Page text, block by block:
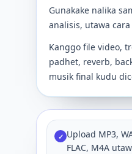
Gunakake nalika
analisis, utawa
Kanggo file video,
padhet, reverb,
musik final kudu
✓ Upload MP3,
FLAC, M4A